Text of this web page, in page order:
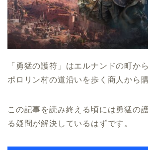
「勇猛の護符」はエルナンドの町か
ポロリン村の道沿いを歩く商人から
この記事を読み終える頃には勇猛の
る疑問が解決しているはずです。